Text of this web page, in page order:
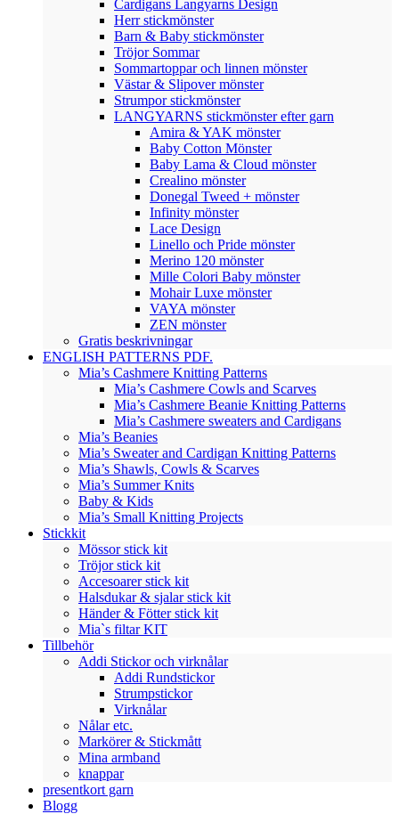
Cardigans Langyarns Design
Herr stickmönster
Barn & Baby stickmönster
Tröjor Sommar
Sommartoppar och linnen mönster
Västar & Slipover mönster
Strumpor stickmönster
LANGYARNS stickmönster efter garn
Amira & YAK mönster
Baby Cotton Mönster
Baby Lama & Cloud mönster
Crealino mönster
Donegal Tweed + mönster
Infinity mönster
Lace Design
Linello och Pride mönster
Merino 120 mönster
Mille Colori Baby mönster
Mohair Luxe mönster
VAYA mönster
ZEN mönster
Gratis beskrivningar
ENGLISH PATTERNS PDF.
Mia’s Cashmere Knitting Patterns
Mia’s Cashmere Cowls and Scarves
Mia’s Cashmere Beanie Knitting Patterns
Mia’s Cashmere sweaters and Cardigans
Mia’s Beanies
Mia’s Sweater and Cardigan Knitting Patterns
Mia’s Shawls, Cowls & Scarves
Mia’s Summer Knits
Baby & Kids
Mia’s Small Knitting Projects
Stickkit
Mössor stick kit
Tröjor stick kit
Accesoarer stick kit
Halsdukar & sjalar stick kit
Händer & Fötter stick kit
Mia`s filtar KIT
Tillbehör
Addi Stickor och virknålar
Addi Rundstickor
Strumpstickor
Virknålar
Nålar etc.
Markörer & Stickmått
Mina armband
knappar
presentkort garn
Blogg